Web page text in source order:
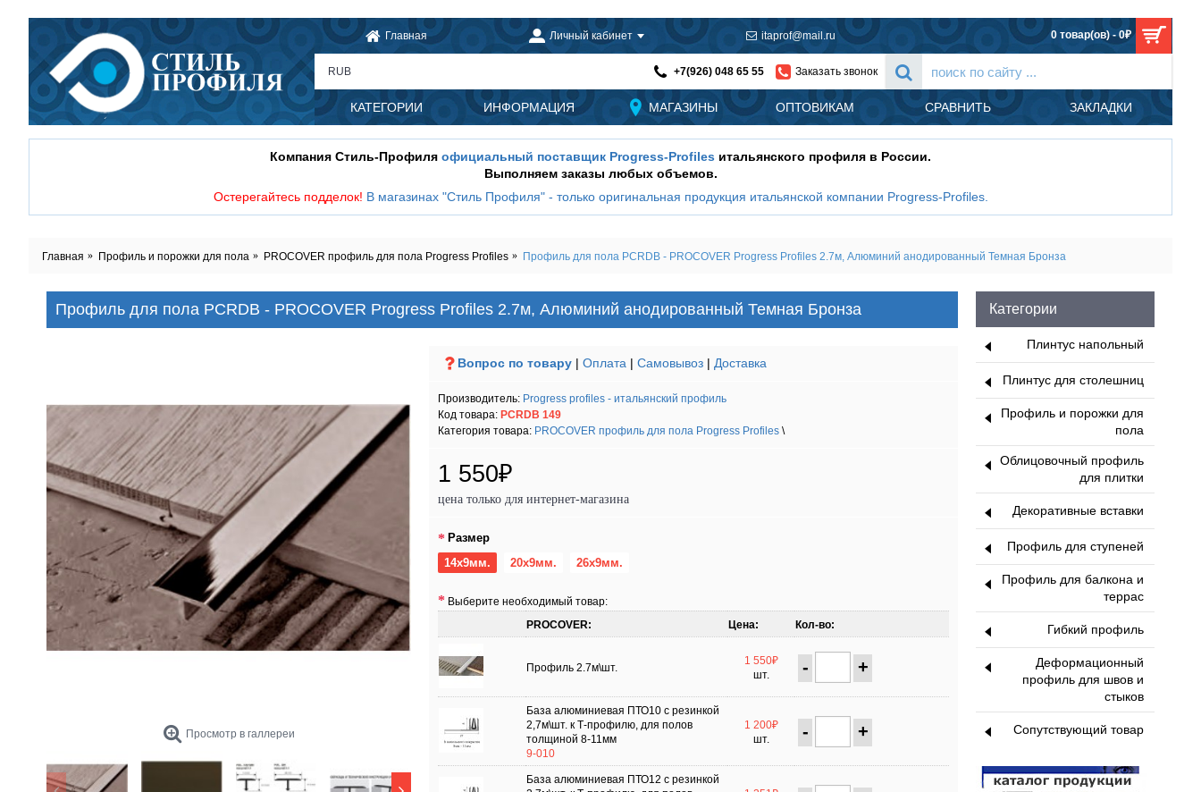
Главная Личный кабинет itaprof@mail.ru 0 товар(ов) - 0₽
RUB +7(926) 048 65 55 Заказать звонок
КАТЕГОРИИ ИНФОРМАЦИЯ МАГАЗИНЫ ОПТОВИКАМ СРАВНИТЬ ЗАКЛАДКИ
Компания Стиль-Профиля официальный поставщик Progress-Profiles итальянского профиля в России.
Выполняем заказы любых объемов.
Остерегайтесь подделок! В магазинах "Стиль Профиля" - только оригинальная продукция итальянской компании Progress-Profiles.
Главная Профиль и порожки для пола PROCOVER профиль для пола Progress Profiles Профиль для пола PCRDB - PROCOVER Progress Profiles 2.7м, Алюминий анодированный Темная Бронза
Категории
Плинтус напольный
Плинтус для столешниц
Профиль и порожки для
пола
Облицовочный профиль
для плитки
Декоративные вставки
Профиль для ступеней
Профиль для балкона и
террас
Гибкий профиль
Деформационный
профиль для швов и
стыков
Сопутствующий товар
Профиль для пола PCRDB - PROCOVER Progress Profiles 2.7м, Алюминий анодированный Темная Бронза
Просмотр в галлереи
Вопрос по товару | Оплата | Самовывоз | Доставка
Производитель: Progress profiles - итальянский профиль
Код товара: PCRDB 149
Категория товара: PROCOVER профиль для пола Progress Profiles \
1 550₽
цена только для интернет-магазина
Размер
14х9мм.
20х9мм. 26х9мм.
Выберите необходимый товар:
PROCOVER:
Цена: Кол-во:
Профиль 2.7м\шт.
1 550₽
шт.
- +
База алюминиевая ПТО10 с резинкой
2,7м\шт. к Т-профилю, для полов
толщиной 8-11мм
9-010
1 200₽
шт.
- +
База алюминиевая ПТО12 с резинкой